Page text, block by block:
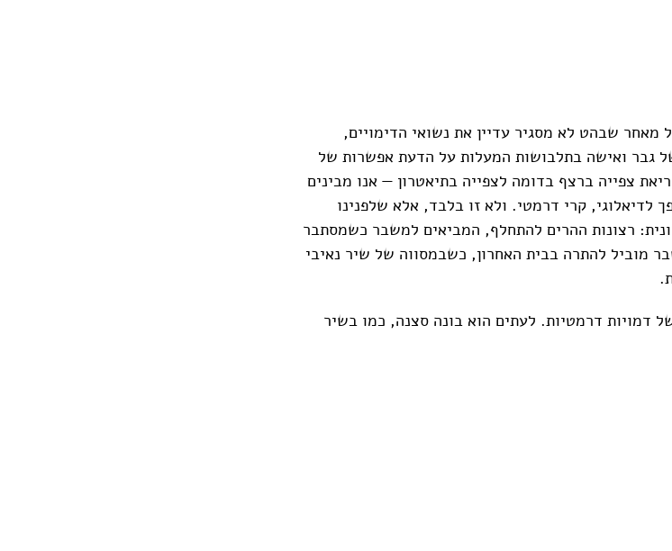
שבהט לא מסגיר עדיין את נשואי הדימויים,
גבר ואישה בתלבושות המעלות על הדעת אפשרות של
צפייה ברצף בדומה לצפייה בתיאטרון — אנו מבינים
לדיאלוגי, קרי דרמטי. ולא זו בלבד, אלא שלפנינו
רצונות ההרים להתחלף, המביאים למשבר כשמסתבר
מוביל להתרה בבית האחרון, כשבמסווה של שיר נאיבי
דמויות דרמטיות. לעתים הוא בונה סצנה, כמו בשיר